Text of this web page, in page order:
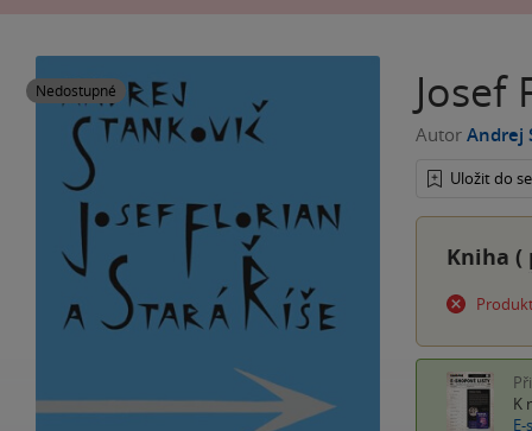
Nedostupné Josef
Autor Andrej
Uložit do
Kniha (
K